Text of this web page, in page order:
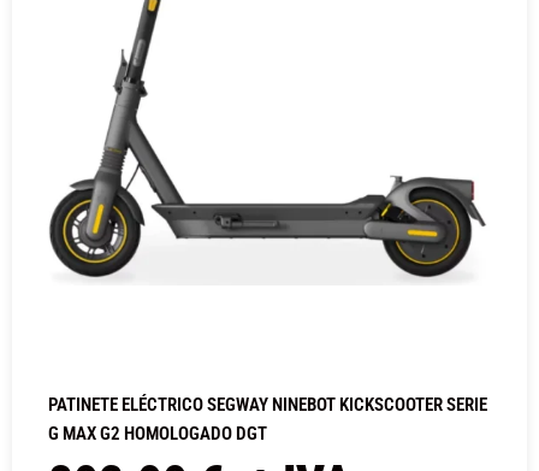
PATINETE ELÉCTRICO SEGWAY NINEBOT KICKSCOOTER SERIE
G MAX G2 HOMOLOGADO DGT